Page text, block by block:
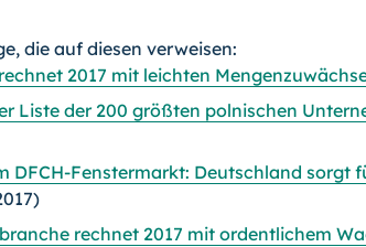
die auf diesen verweisen:
2017 mit leichten
Liste der 200 größten polnischen
DFCH-Fenstermarkt: Deutschland sorgt
rechnet 2017 mit ordentlichem